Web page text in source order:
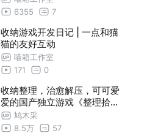
6355
7
收纳游戏开发日记 | 一点和猫
猫的友好互动
喵箱工作室
171
0
收纳整理，治愈解压，可可爱
爱的国产独立游戏《整理拾光
》全成就攻略解说。
鸠木采
8.5万
57